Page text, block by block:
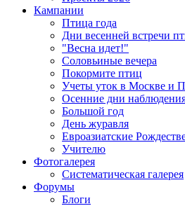
Кампании
Птица года
Дни весенней встречи
"Весна идет!"
Соловьиные вечера
Покормите птиц
Учеты уток в Москве и
Осенние дни
Большой год
День журавля
Евроазиатские
Учителю
Фотогалерея
Систематическая галерея
Форумы
Блоги